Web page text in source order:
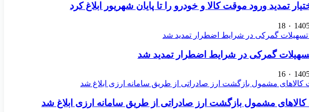
تمدید ورود موقت کالا و خودرو را تا پایان شهریور ابلاغ کرد
۰ 18
گمرکی در شرایط اضطرار تمدید شد
۰ 16
مشمول بازگشت ارز صادراتی از طریق سامانه ارزی ابلاغ شد